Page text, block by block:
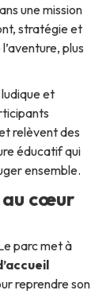
une mission
stratégie et
plus
et
relèvent des
éducatif qui
ensemble.
au cœur
parc met à
reprendre son